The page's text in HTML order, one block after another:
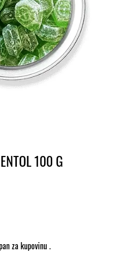
100 G
za kupovinu .